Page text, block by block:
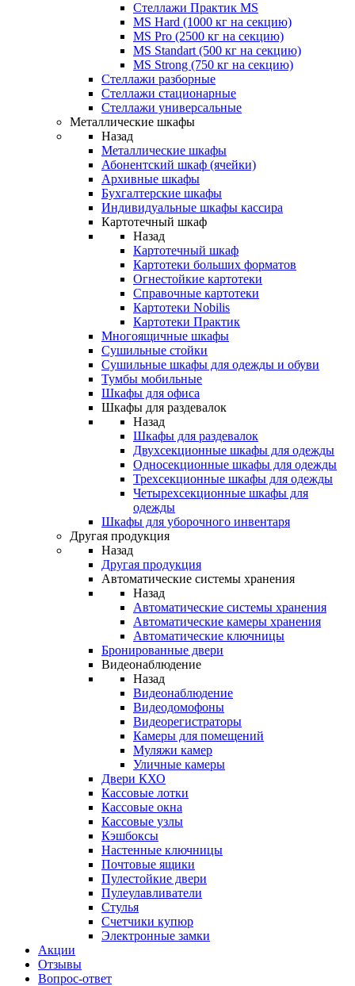
Стеллажи Практик MS
MS Hard (1000 кг на секцию)
MS Pro (2500 кг на секцию)
MS Standart (500 кг на секцию)
MS Strong (750 кг на секцию)
Стеллажи разборные
Стеллажи стационарные
Стеллажи универсальные
Металлические шкафы
Назад
Металлические шкафы
Абонентский шкаф (ячейки)
Архивные шкафы
Бухгалтерские шкафы
Индивидуальные шкафы кассира
Картотечный шкаф
Назад
Картотечный шкаф
Картотеки больших форматов
Огнестойкие картотеки
Справочные картотеки
Картотеки Nobilis
Картотеки Практик
Многоящичные шкафы
Сушильные стойки
Сушильные шкафы для одежды и обуви
Тумбы мобильные
Шкафы для офиса
Шкафы для раздевалок
Назад
Шкафы для раздевалок
Двухсекционные шкафы для одежды
Односекционные шкафы для одежды
Трехсекционные шкафы для одежды
Четырехсекционные шкафы для
одежды
Шкафы для уборочного инвентаря
Другая продукция
Назад
Другая продукция
Автоматические системы хранения
Назад
Автоматические системы хранения
Автоматические камеры хранения
Автоматические ключницы
Бронированные двери
Видеонаблюдение
Назад
Видеонаблюдение
Видеодомофоны
Видеорегистраторы
Камеры для помещений
Муляжи камер
Уличные камеры
Двери КХО
Кассовые лотки
Кассовые окна
Кассовые узлы
Кэшбоксы
Настенные ключницы
Почтовые ящики
Пулестойкие двери
Пулеулавливатели
Стулья
Счетчики купюр
Электронные замки
Акции
Отзывы
Вопрос-ответ